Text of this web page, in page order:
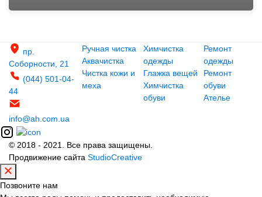
пр.
Соборности, 21
(044) 501-04-
44
info@ah.com.ua
Ручная чистка
Аквачистка
Чистка кожи и
меха
Химчистка
одежды
Глажка вещей
Химчистка
обуви
Ремонт
одежды
Ремонт
обуви
Ателье
© 2018 - 2021. Все права защищены.
Продвижение сайта StudioCreative
Позвоните нам